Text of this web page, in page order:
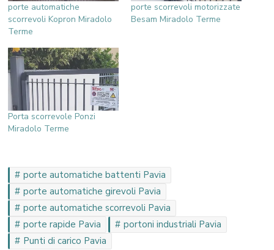
porte automatiche
scorrevoli Kopron Miradolo
Terme
porte scorrevoli motorizzate
Besam Miradolo Terme
Porta scorrevole Ponzi
Miradolo Terme
porte automatiche battenti Pavia
porte automatiche girevoli Pavia
porte automatiche scorrevoli Pavia
porte rapide Pavia
portoni industriali Pavia
Punti di carico Pavia